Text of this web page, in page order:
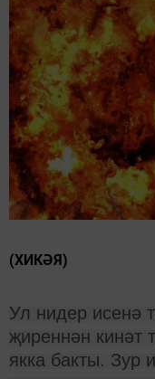
(ХИКӘЯ)
Ул нидер исенә
җиреннән кинәт
якка бакты. Зур